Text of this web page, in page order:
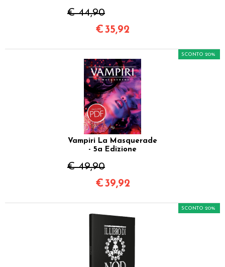
€ 44,90
€35,92
Vampiri La Masquerade
- 5a Edizione
€ 49,90
SCONTO 20%
€39,92
SCONTO 20%